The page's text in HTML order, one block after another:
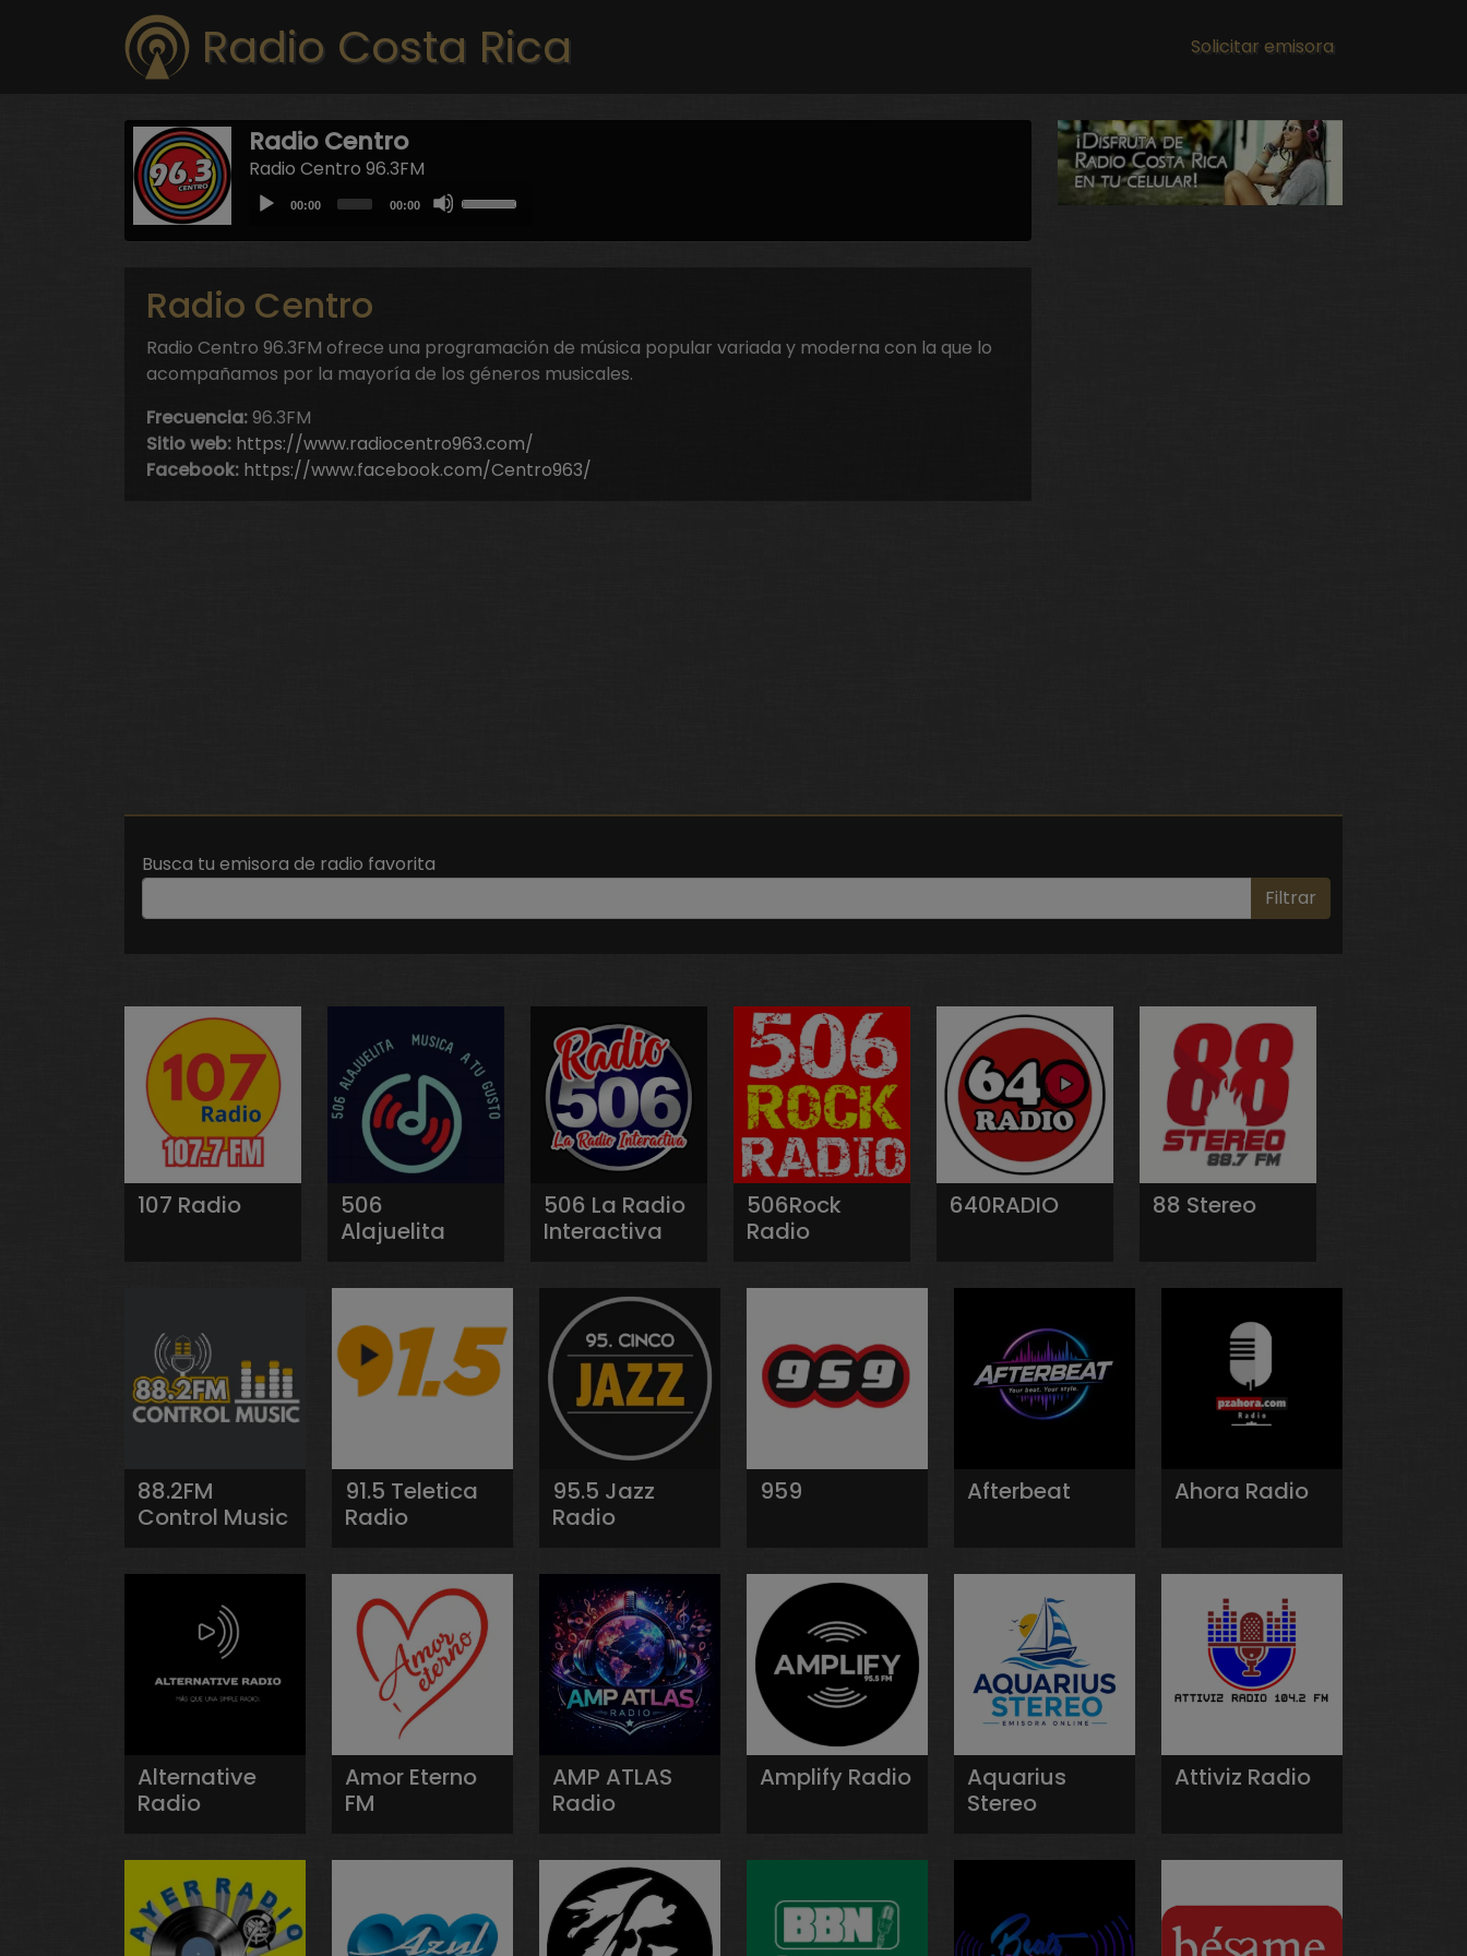
Radio Costa Rica Main navigation
Solicitar emisora
Radio Centro
Radio Centro 96.3FM
Audio
Player
Current
00:00
Total
00:00
Arrow
or
decrease
Radio Centro
Radio Centro 96.3FM ofrece una programación de música popular variada y moderna con la que lo
acompañamos por la mayoría de los géneros musicales.
Frecuencia:96.3FM
Sitio web: https://www.radiocentro963.com/
Facebook: https://www.facebook.com/Centro963/
Busca tu emisora de radio favorita
Filtrar
107 Radio
506
Alajuelita
506 La Radio
Interactiva
506Rock
Radio
640RADIO 88 Stereo
88.2FM
Control Music
91.5 Teletica
Radio
95.5 Jazz
Radio
959 Afterbeat Ahora Radio
Alternative
Radio
Amor Eterno
FM
AMP ATLAS
Radio
Amplify Radio
Aquarius
Stereo
Attiviz Radio